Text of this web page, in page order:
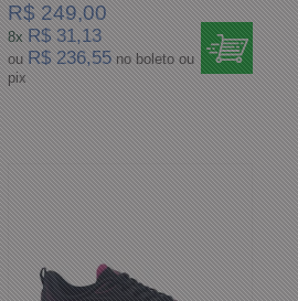
R$ 249,00
8x R$ 31,13
ou R$ 236,55 no boleto ou
pix